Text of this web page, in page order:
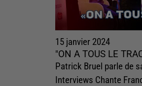
15 janvier 2024
"ON A TOUS LE
Patrick Bruel parle de
Interviews Chante